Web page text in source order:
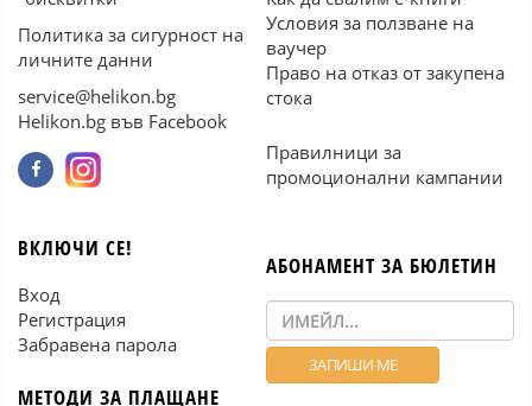
Политика за сигурност на
личните данни
service@helikon.bg
Helikon.bg във Facebook
Условия за ползване на
ваучер
Право на отказ от закупена
стока
Правилници за
промоционални кампании
ВКЛЮЧИ СЕ!
Вход
Регистрация
Забравена парола
МЕТОДИ ЗА ПЛАЩАНЕ
АБОНАМЕНТ ЗА БЮЛЕТИН